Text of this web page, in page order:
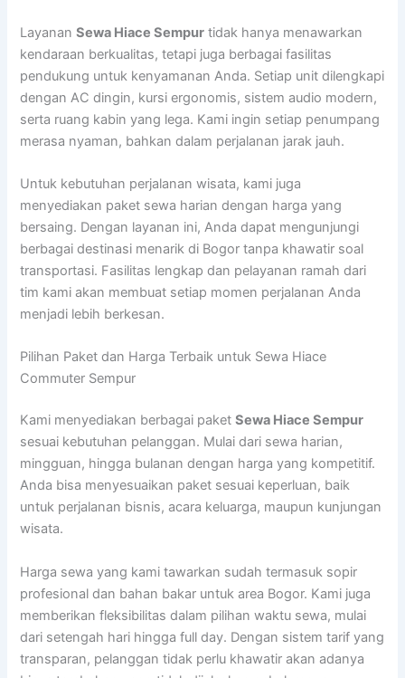
LayananSewa Hiace Sempur tidak hanya menawarkan
kendaraan berkualitas, tetapi juga berbagai fasilitas
pendukung untuk kenyamanan Anda. Setiap unit dilengkapi
dengan AC dingin, kursi ergonomis, sistem audio modern,
serta ruang kabin yang lega. Kami ingin setiap penumpang
merasa nyaman, bahkan dalam perjalanan jarak jauh.
Untuk kebutuhan perjalanan wisata, kami juga
menyediakan paket sewa harian dengan harga yang
bersaing. Dengan layanan ini, Anda dapat mengunjungi
berbagai destinasi menarik di Bogor tanpa khawatir soal
transportasi. Fasilitas lengkap dan pelayanan ramah dari
tim kami akan membuat setiap momen perjalanan Anda
menjadi lebih berkesan.
Pilihan Paket dan Harga Terbaik untuk Sewa Hiace
Commuter Sempur
Kami menyediakan berbagai paketSewa Hiace Sempur
sesuai kebutuhan pelanggan. Mulai dari sewa harian,
mingguan, hingga bulanan dengan harga yang kompetitif.
Anda bisa menyesuaikan paket sesuai keperluan, baik
untuk perjalanan bisnis, acara keluarga, maupun kunjungan
wisata.
Harga sewa yang kami tawarkan sudah termasuk sopir
profesional dan bahan bakar untuk area Bogor. Kami juga
memberikan fleksibilitas dalam pilihan waktu sewa, mulai
dari setengah hari hingga full day. Dengan sistem tarif yang
transparan, pelanggan tidak perlu khawatir akan adanya